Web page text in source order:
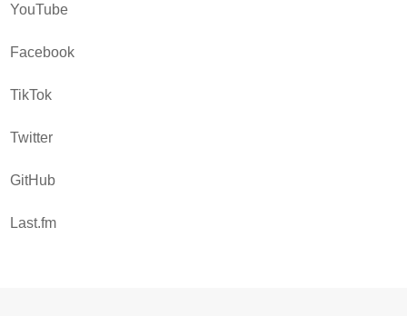
YouTube
Facebook
TikTok
Twitter
GitHub
Last.fm